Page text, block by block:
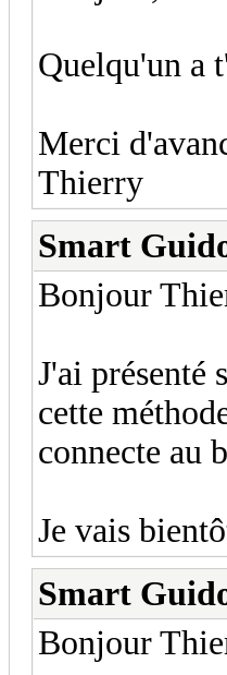
Quelqu'un a
Merci
Thierry
Smart
Bonjour
J'ai présenté
cette
connecte au
Je vais
Smart
Bonjour